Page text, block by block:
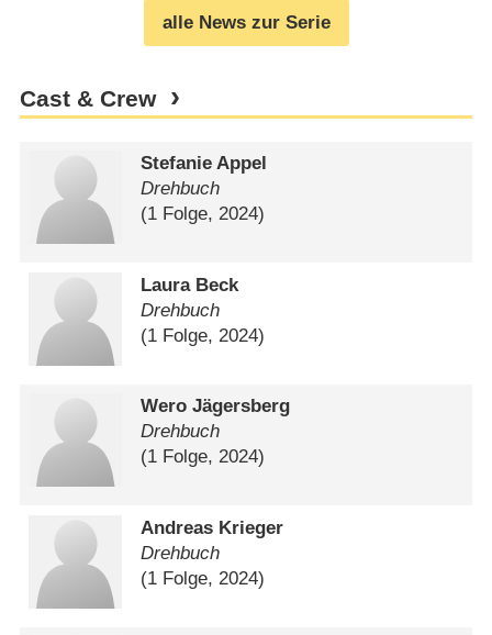
alle News zur Serie
Cast & Crew
Stefanie Appel
Drehbuch
(1 Folge, 2024)
Laura Beck
Drehbuch
(1 Folge, 2024)
Wero Jägersberg
Drehbuch
(1 Folge, 2024)
Andreas Krieger
Drehbuch
(1 Folge, 2024)